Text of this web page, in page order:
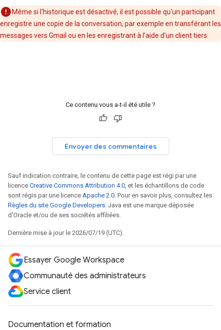
Même si l'historique est désactivé, il est possible qu'un participant
enregistre une copie de la conversation, par exemple en transférant les
messages vers Gmail ou en les enregistrant à l'aide d'un client tiers.
Ce contenu vous a-t-il été utile ?
Envoyer des commentaires
Sauf indication contraire, le contenu de cette page est régi par une
licence Creative Commons Attribution 4.0 , et les échantillons de code
sont régis par une licence Apache 2.0 . Pour en savoir plus, consultez les
Règles du site Google Developers . Java est une marque déposée
d'Oracle et/ou de ses sociétés affiliées.
Dernière mise à jour le 2026/07/19 (UTC).
Essayer Google Workspace
Communauté des administrateurs
Service client
Documentation et formation